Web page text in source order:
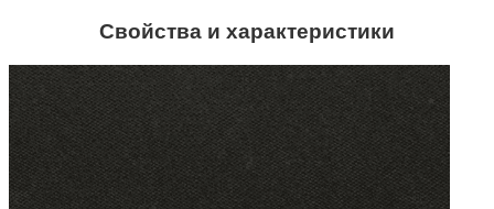
Свойства и характеристики